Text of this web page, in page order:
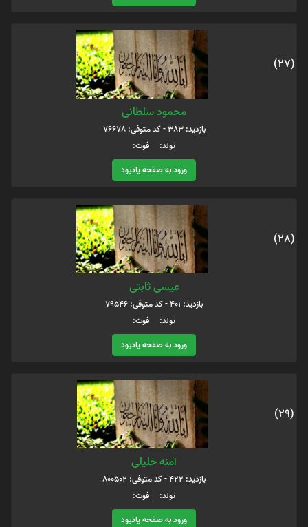
(27)
محمود سلطانی
بازدید: 383 - کد متوفی: 76678
تولد: فوت:
ورود به صفحه یادبود
(28)
عیسی ثابتی
بازدید: 401 - کد متوفی: 79546
تولد: فوت:
ورود به صفحه یادبود
(29)
آمنه خلیلی
بازدید: 422 - کد متوفی: 800502
تولد: فوت:
ورود به صفحه یادبود